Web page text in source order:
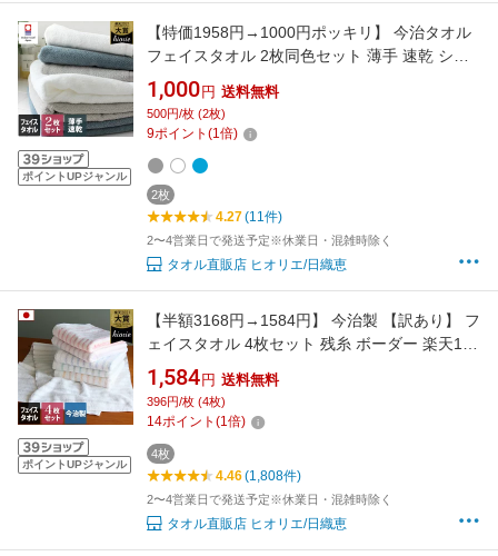
ポイントUPジャンル
【特価1958円→1000円ポッキリ】 今治タオル
フェイスタオル 2枚同色セット 薄手 速乾 シャ
ーリング 楽天1位 / 約34×80cm 日本製 今治 タ
オル 吸水 ギフト セット まとめ買い ad lt
1,000 円 送料無料
500円/枚 (2枚)
9ポイント (1倍)
2枚
4.27(11件)
2〜4営業日で発送予定※休業日・混雑時除く
タオル直販店 ヒオリエ/日織恵
ポイントUPジャンル
【半額3168円→1584円】 今治製 【訳あり】 フ
ェイスタオル 4枚セット 残糸 ボーダー 楽天1位
/ 日本製 今治 タオル 吸水 速乾 ギフト セット
まとめ買い 福袋
1,584 円 送料無料
396円/枚 (4枚)
14ポイント (1倍)
4枚
4.46(1,808件)
2〜4営業日で発送予定※休業日・混雑時除く
タオル直販店 ヒオリエ/日織恵